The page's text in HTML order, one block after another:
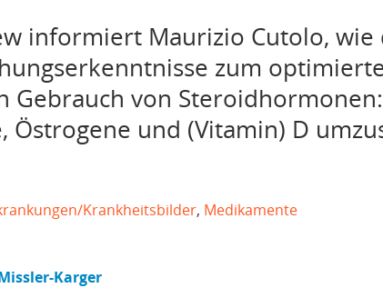
informiert Maurizio Cutolo, wie
zum
Gebrauch von Steroidhormonen:
Östrogene und (Vitamin) D
Krankheitsbilder, Medikamente
Karger